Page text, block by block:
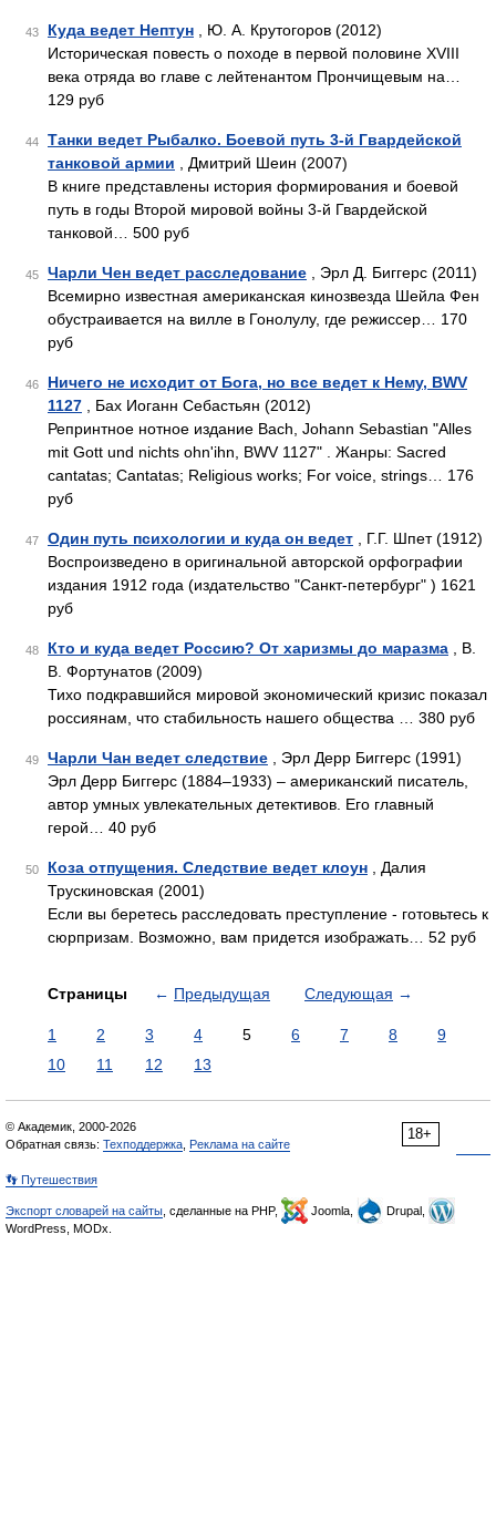
43 Куда ведет Нептун , Ю. А. Крутогоров (2012)
Историческая повесть о походе в первой половине XVIII
века отряда во главе с лейтенантом Прончищевым на…
129 руб
44
Танки ведет Рыбалко. Боевой путь 3-й Гвардейской
танковой армии , Дмитрий Шеин (2007)
В книге представлены история формирования и боевой
путь в годы Второй мировой войны 3-й Гвардейской
танковой… 500 руб
45 Чарли Чен ведет расследование , Эрл Д. Биггерс (2011)
Всемирно известная американская кинозвезда Шейла Фен
обустраивается на вилле в Гонолулу, где режиссер… 170
руб
46
Ничего не исходит от Бога, но все ведет к Нему, BWV
1127 , Бах Иоганн Себастьян (2012)
Репринтное нотное издание Bach, Johann Sebastian "Alles
mit Gott und nichts ohn'ihn, BWV 1127" . Жанры: Sacred
cantatas; Cantatas; Religious works; For voice, strings… 176
руб
47 Один путь психологии и куда он ведет , Г.Г. Шпет (1912)
Воспроизведено в оригинальной авторской орфографии
издания 1912 года (издательство "Санкт-петербург" ) 1621
руб
48 Кто и куда ведет Россию? От харизмы до маразма , В.
В. Фортунатов (2009)
Тихо подкравшийся мировой экономический кризис показал
россиянам, что стабильность нашего общества … 380 руб
49 Чарли Чан ведет следствие , Эрл Дерр Биггерс (1991)
Эрл Дерр Биггерс (1884–1933) – американский писатель,
автор умных увлекательных детективов. Его главный
герой… 40 руб
50 Коза отпущения. Следствие ведет клоун , Далия
Трускиновская (2001)
Если вы беретесь расследовать преступление - готовьтесь к
сюрпризам. Возможно, вам придется изображать… 52 руб
Страницы ← Предыдущая Следующая →
1 2 3 4 5 6 7 8
9
10
11 12 13
18+
© Академик, 2000-2026
Обратная связь: Техподдержка Реклама на сайте
👣 Путешествия
Экспорт словарей на сайты , сделанные на PHP, Joomla,
Drupal,
WordPress, MODx.